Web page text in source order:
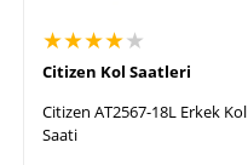
★★★★★
Citizen Kol Saatleri
Citizen AT2567-18L Erkek Kol
Saati